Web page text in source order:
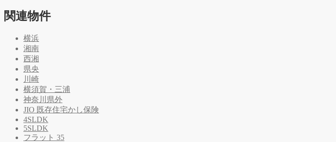
関連物件
横浜
湘南
西湘
県央
川崎
横須賀・三浦
神奈川県外
JIO 既存住宅かし保険
4SLDK
5SLDK
フラット 35